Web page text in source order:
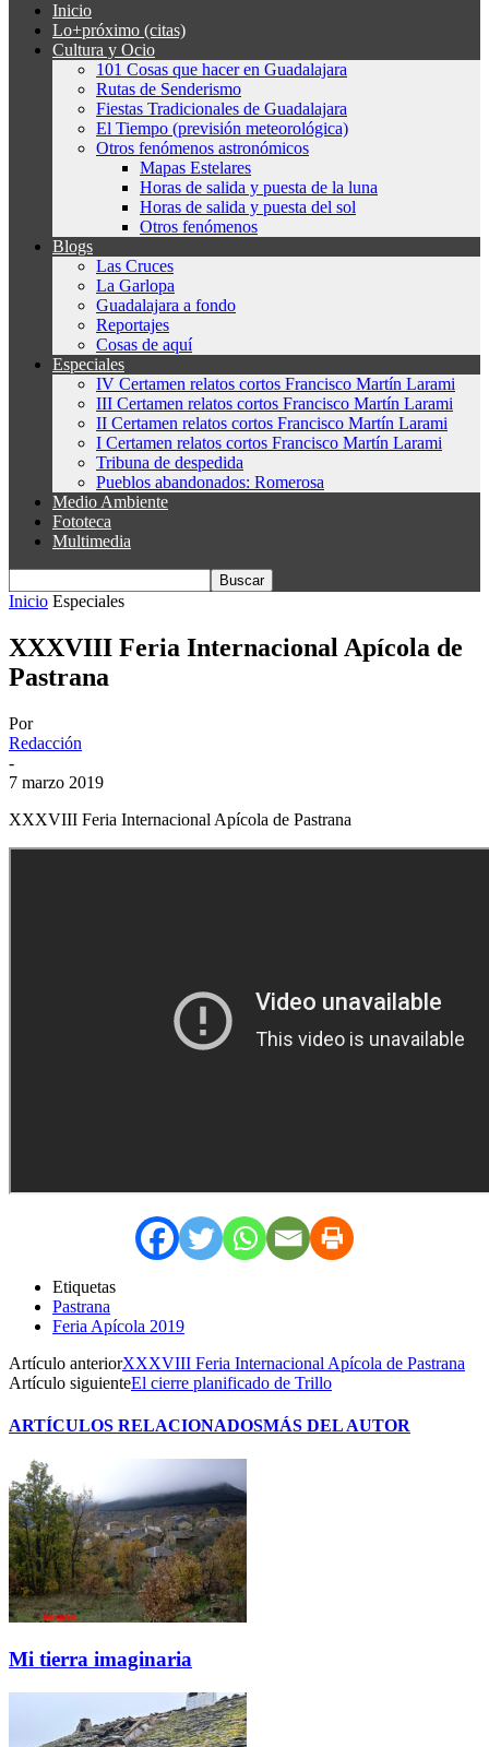
Inicio
Lo+próximo (citas)
Cultura y Ocio
101 Cosas que hacer en Guadalajara
Rutas de Senderismo
Fiestas Tradicionales de Guadalajara
El Tiempo (previsión meteorológica)
Otros fenómenos astronómicos
Mapas Estelares
Horas de salida y puesta de la luna
Horas de salida y puesta del sol
Otros fenómenos
Blogs
Las Cruces
La Garlopa
Guadalajara a fondo
Reportajes
Cosas de aquí
Especiales
IV Certamen relatos cortos Francisco Martín Larami
III Certamen relatos cortos Francisco Martín Larami
II Certamen relatos cortos Francisco Martín Larami
I Certamen relatos cortos Francisco Martín Larami
Tribuna de despedida
Pueblos abandonados: Romerosa
Medio Ambiente
Fototeca
Multimedia
Inicio Especiales
XXXVIII Feria Internacional Apícola de
Pastrana
Por
Redacción
-
7 marzo 2019
XXXVIII Feria Internacional Apícola de Pastrana
Etiquetas
Pastrana
Feria Apícola 2019
Artículo anteriorXXXVIII Feria Internacional Apícola de Pastrana
Artículo siguienteEl cierre planificado de Trillo
ARTÍCULOS RELACIONADOSMÁS DEL AUTOR
Mi tierra imaginaria